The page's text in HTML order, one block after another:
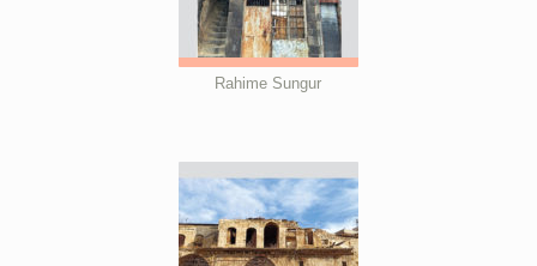
Rahime Sungur